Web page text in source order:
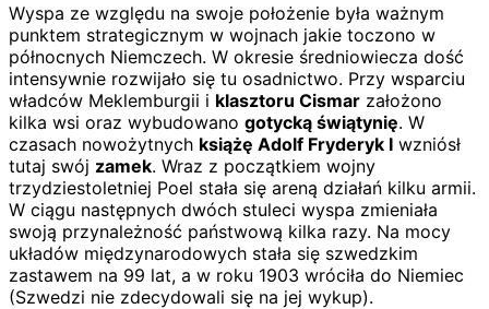
Wyspa ze względu na swoje położenie była ważnym
punktem strategicznym w wojnach jakie toczono w
północnych Niemczech. W okresie średniowiecza dość
intensywnie rozwijało się tu osadnictwo. Przy wsparciu
władców Meklemburgii i klasztoru Cismar założono
kilka wsi oraz wybudowano gotycką świątynię. W
czasach nowożytnych książę Adolf Fryderyk I wzniósł
tutaj swój zamek. Wraz z początkiem wojny
trzydziestoletniej Poel stała się areną działań kilku armii.
W ciągu następnych dwóch stuleci wyspa zmieniała
swoją przynależność państwową kilka razy. Na mocy
układów międzynarodowych stała się szwedzkim
zastawem na 99 lat, a w roku 1903 wróciła do Niemiec
(Szwedzi nie zdecydowali się na jej wykup).